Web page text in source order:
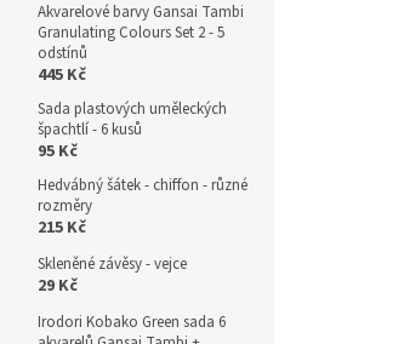
Akvarelové barvy Gansai Tambi
Granulating Colours Set 2 - 5
odstínů
445 Kč
Sada plastových uměleckých
špachtlí - 6 kusů
95 Kč
Hedvábný šátek - chiffon - různé
rozměry
215 Kč
Skleněné závěsy - vejce
29 Kč
Irodori Kobako Green sada 6